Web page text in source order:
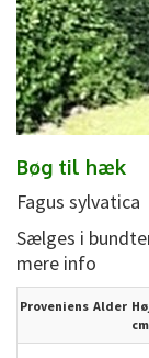
Bøg til hæk
Fagus sylvatica
Sælges i
mere info
Proveniens Alder
cm